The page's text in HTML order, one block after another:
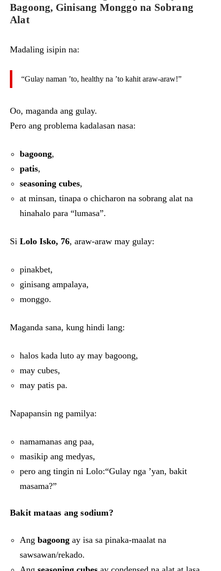
Bagoong, Ginisang Monggo na Sobrang
Alat
Madaling isipin na:
“Gulay naman ’to, healthy na ’to kahit araw-araw!”
Oo, maganda ang gulay.
Pero ang problema kadalasan nasa:
bagoong,
patis,
seasoning cubes,
at minsan, tinapa o chicharon na sobrang alat na
hinahalo para “lumasa”.
Si Lolo Isko, 76, araw-araw may gulay:
pinakbet,
ginisang ampalaya,
monggo.
Maganda sana, kung hindi lang:
halos kada luto ay may bagoong,
may cubes,
may patis pa.
Napapansin ng pamilya:
namamanas ang paa,
masikip ang medyas,
pero ang tingin ni Lolo:“Gulay nga ’yan, bakit
masama?”
Bakit mataas ang sodium?
Ang bagoong ay isa sa pinaka-maalat na
sawsawan/rekado.